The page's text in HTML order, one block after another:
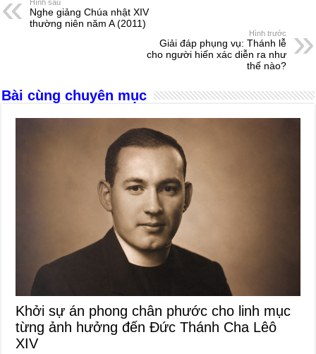
b
k
n
A
s
Hình sau
Nghe giảng Chúa nhật XIV
thường niên năm A (2011)
Hình trước
Giải đáp phụng vụ: Thánh lễ
cho người hiến xác diễn ra như
thế nào?
Bài cùng chuyên mục
Khởi sự án phong chân phước cho linh mục
từng ảnh hưởng đến Đức Thánh Cha Lêô
XIV